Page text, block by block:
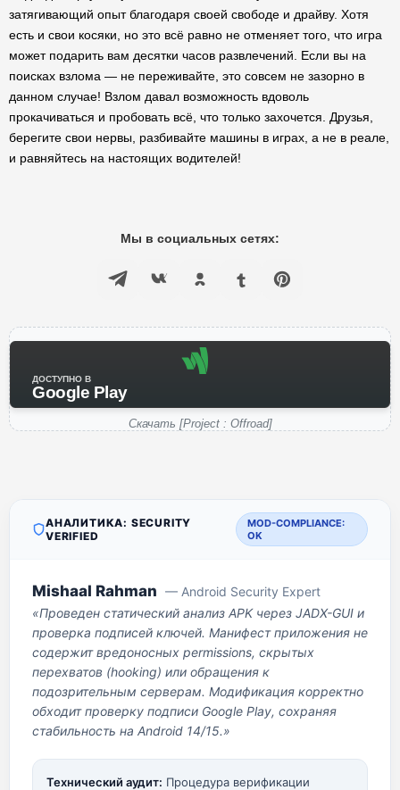
затягивающий опыт благодаря своей свободе и драйву. Хотя
есть и свои косяки, но это всё равно не отменяет того, что игра
может подарить вам десятки часов развлечений. Если вы на
поисках взлома — не переживайте, это совсем не зазорно в
данном случае! Взлом давал возможность вдоволь
прокачиваться и пробовать всё, что только захочется. Друзья,
берегите свои нервы, разбивайте машины в играх, а не в реале,
и равняйтесь на настоящих водителей!
Мы в социальных сетях:
ДОСТУПНО В
Google Play
Скачать [Project : Offroad]
АНАЛИТИКА: SECURITY
VERIFIED
MOD-COMPLIANCE:
OK
Mishaal Rahman — Android Security Expert
«Проведен статический анализ APK через JADX-GUI и
проверка подписей ключей. Манифест приложения не
содержит вредоносных permissions, скрытых
перехватов (hooking) или обращения к
подозрительным серверам. Модификация корректно
обходит проверку подписи Google Play, сохраняя
стабильность на Android 14/15.»
Технический аудит: Процедура верификации